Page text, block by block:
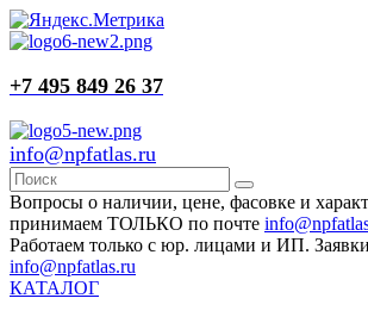
+7 495 849 26 37
info@npfatlas.ru
Вопросы о наличии, цене, фасовке и
принимаем ТОЛЬКО по почте
Работаем только с юр. лицами и ИП.
info@npfatlas.ru
КАТАЛОГ